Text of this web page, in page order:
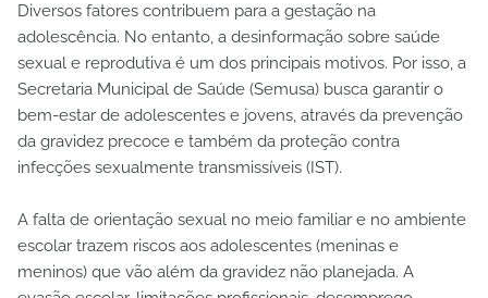
Diversos fatores contribuem para a gestação na
adolescência. No entanto, a desinformação sobre saúde
sexual e reprodutiva é um dos principais motivos. Por isso, a
Secretaria Municipal de Saúde (Semusa) busca garantir o
bem-estar de adolescentes e jovens, através da prevenção
da gravidez precoce e também da proteção contra
infecções sexualmente transmissíveis (IST).
A falta de orientação sexual no meio familiar e no ambiente
escolar trazem riscos aos adolescentes (meninas e
meninos) que vão além da gravidez não planejada. A